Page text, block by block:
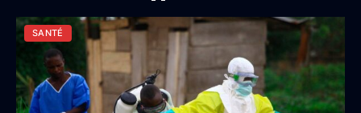
SANTÉ